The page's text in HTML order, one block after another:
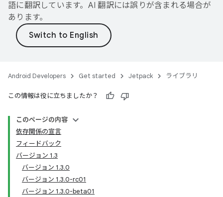
語に翻訳しています。AI 翻訳には誤りが含まれる場合が
あります。
Android Developers Get started Jetpack ライブラリ
この情報は役に立ちましたか？
このページの内容
依存関係の宣言
フィードバック
バージョン 1.3
バージョン 1.3.0
バージョン 1.3.0-rc01
バージョン 1.3.0-beta01